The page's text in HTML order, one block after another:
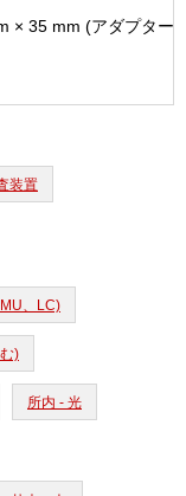
× 35 mm (アダプター
装置
、LC)
)
所内 - 光